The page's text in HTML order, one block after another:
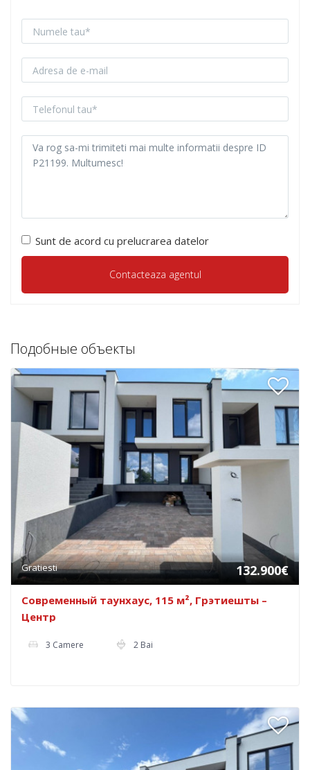
Sunt de acord cu prelucrarea datelor
Подобные объекты
Gratiesti 132.900€
Современный таунхаус, 115 м², Грэтиeшты –
Центр
3 Camere 2 Bai